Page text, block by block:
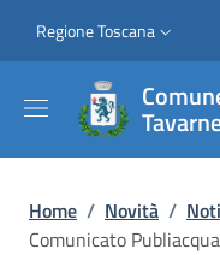
Slim top
Regione Toscana
Briciole di
Home / Novità /
Comunicato